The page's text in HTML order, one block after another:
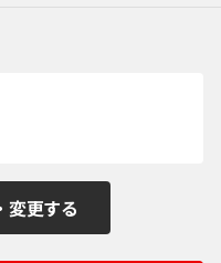
変更する